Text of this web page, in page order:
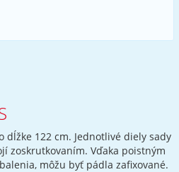
dĺžke 122 cm. Jednotlivé diely sady
zoskrutkovaním. Vďaka poistným
môžu byť pádla zafixované.